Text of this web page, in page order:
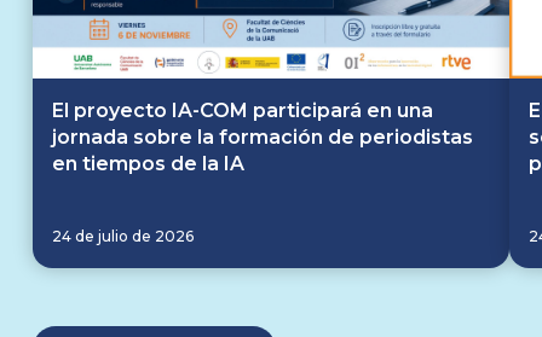
El proyecto IA-COM participará en una
jornada sobre la formación de periodistas
en tiempos de la IA
24 de julio de 2026